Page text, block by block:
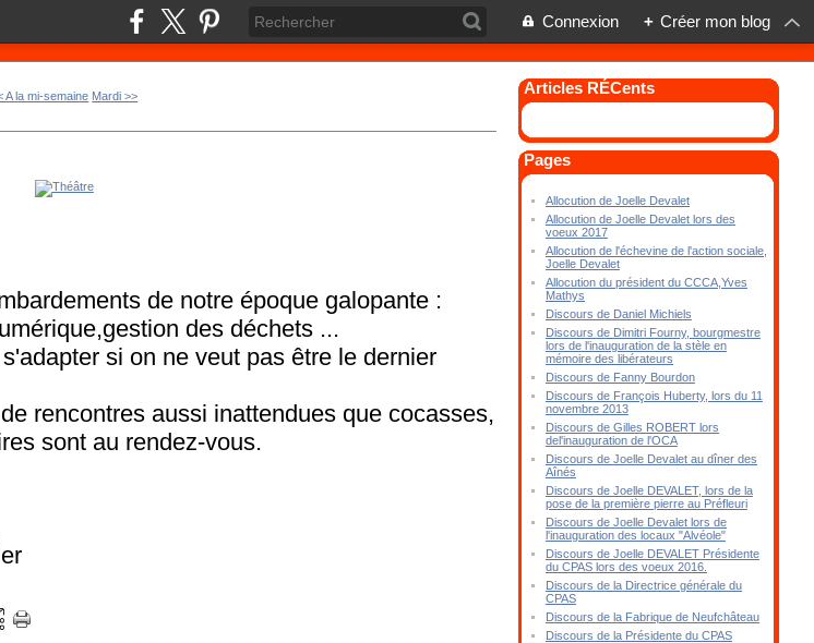
Connexion + Créer mon blog
A la mi-semaine Mardi >>
de notre époque galopante :
des déchets ...
si on ne veut pas être le dernier
rencontres aussi inattendues que cocasses,
sont au rendez-vous.
Articles RÉCents
Pages
Allocution de Joelle Devalet
Allocution de Joelle Devalet lors des
voeux 2017
Allocution de l'échevine de l'action sociale,
Joelle Devalet
Allocution du président du CCCA,Yves
Mathys
Discours de Daniel Michiels
Discours de Dimitri Fourny, bourgmestre
lors de l'inauguration de la stèle en
mémoire des libérateurs
Discours de Fanny Bourdon
Discours de François Huberty, lors du 11
novembre 2013
Discours de Gilles ROBERT lors
del'inauguration de l'OCA
Discours de Joelle Devalet au dîner des
Aînés
Discours de Joelle DEVALET, lors de la
pose de la première pierre au Préfleuri
Discours de Joelle Devalet lors de
l'inauguration des locaux "Alvéole"
Discours de Joelle DEVALET Présidente
du CPAS lors des voeux 2016.
Discours de la Directrice générale du
CPAS
Discours de la Fabrique de Neufchâteau
Discours de la Présidente du CPAS